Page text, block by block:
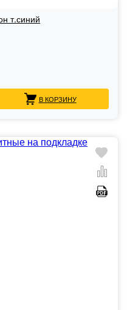
т.синий
В КОРЗИНУ